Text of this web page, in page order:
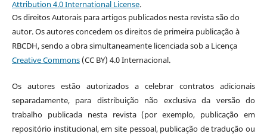
Attribution 4.0 International License.
Os direitos Autorais para artigos publicados nesta revista são do
autor. Os autores concedem os direitos de primeira publicação à
RBCDH, sendo a obra simultaneamente licenciada sob a Licença
Creative Commons(CC BY) 4.0 Internacional.
Os autores estão autorizados a celebrar contratos adicionais
separadamente, para distribuição não exclusiva da versão do
trabalho publicada nesta revista (por exemplo, publicação em
repositório institucional, em site pessoal, publicação de tradução ou